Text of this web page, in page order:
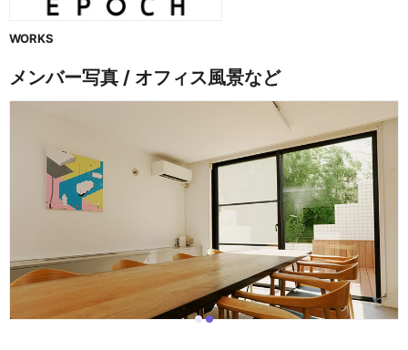
WORKS
メンバー写真 / オフィス風景など
i i